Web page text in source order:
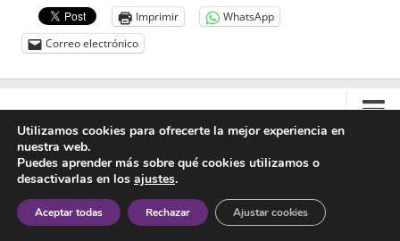
Imprimir
WhatsApp
Correo electrónico
Contacto
Colabora
Aviso Legal
Asociación Manuel Azaña © 2020 - Todos los derechos reservados
Utilizamos cookies para ofrecerte la mejor experiencia en
nuestra web.
Puedes aprender más sobre qué cookies utilizamos o
desactivarlas en los ajustes.
Aceptar todas Rechazar Ajustar cookies